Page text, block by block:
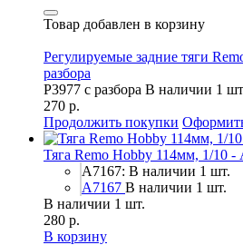
Товар добавлен в корзину
Регулируемые задние тяги
разбора
P3977 с разбора В наличии 1
270 р.
Продолжить покупки
Тяга Remo Hobby 114мм, 1/10 -
A7167: В наличии 1 шт.
A7167 В наличии 1 шт.
В наличии 1 шт.
280 р.
В корзину